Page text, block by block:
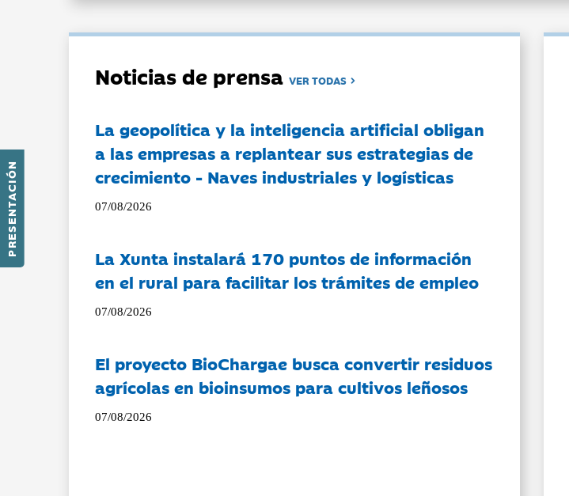
PRESENTACIÓN
Noticias de prensaVER TODAS
La geopolítica y la inteligencia artificial obligan
a las empresas a replantear sus estrategias de
crecimiento - Naves industriales y logísticas
07/08/2026
La Xunta instalará 170 puntos de información
en el rural para facilitar los trámites de empleo
07/08/2026
El proyecto BioChargae busca convertir residuos
agrícolas en bioinsumos para cultivos leñosos
07/08/2026